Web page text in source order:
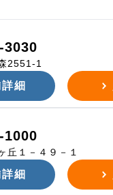
3030
2551-1
細
1000
丘１－４９－１
細